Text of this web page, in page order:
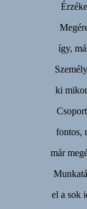
így,
ki
fontos,
már
el a sok